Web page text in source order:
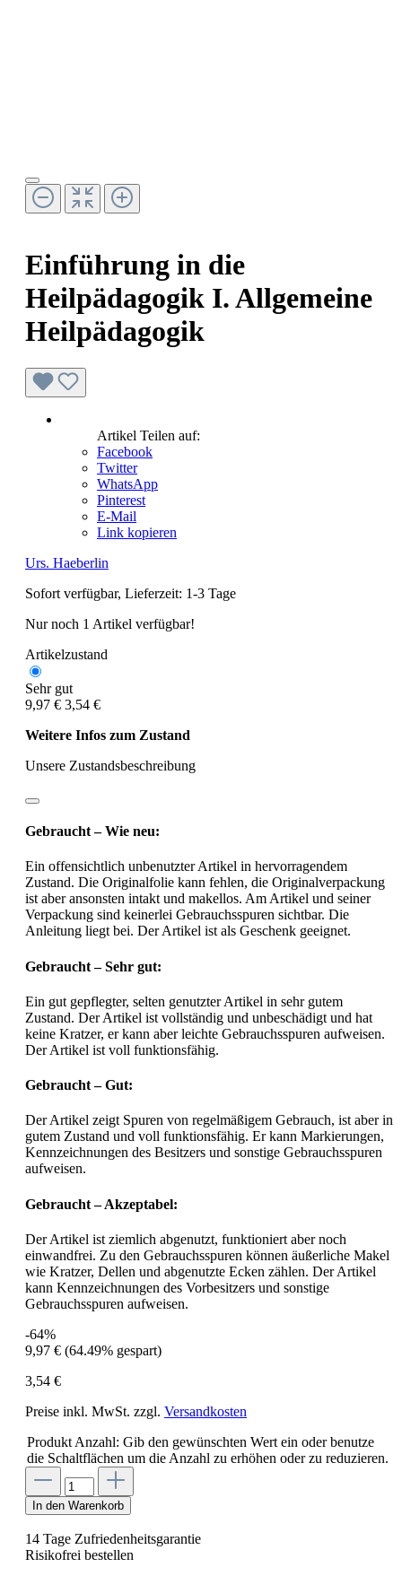
Einführung in die
Heilpädagogik I. Allgemeine
Heilpädagogik
Artikel Teilen auf:
Facebook
Twitter
WhatsApp
Pinterest
E-Mail
Link kopieren
Urs. Haeberlin
Sofort verfügbar, Lieferzeit: 1-3 Tage
Nur noch 1 Artikel verfügbar!
Artikelzustand
Sehr gut
9,97 € 3,54 €
Weitere Infos zum Zustand
Unsere Zustandsbeschreibung
Gebraucht – Wie neu:
Ein offensichtlich unbenutzter Artikel in hervorragendem
Zustand. Die Originalfolie kann fehlen, die Originalverpackung
ist aber ansonsten intakt und makellos. Am Artikel und seiner
Verpackung sind keinerlei Gebrauchsspuren sichtbar. Die
Anleitung liegt bei. Der Artikel ist als Geschenk geeignet.
Gebraucht – Sehr gut:
Ein gut gepflegter, selten genutzter Artikel in sehr gutem
Zustand. Der Artikel ist vollständig und unbeschädigt und hat
keine Kratzer, er kann aber leichte Gebrauchsspuren aufweisen.
Der Artikel ist voll funktionsfähig.
Gebraucht – Gut:
Der Artikel zeigt Spuren von regelmäßigem Gebrauch, ist aber in
gutem Zustand und voll funktionsfähig. Er kann Markierungen,
Kennzeichnungen des Besitzers und sonstige Gebrauchsspuren
aufweisen.
Gebraucht – Akzeptabel:
Der Artikel ist ziemlich abgenutzt, funktioniert aber noch
einwandfrei. Zu den Gebrauchsspuren können äußerliche Makel
wie Kratzer, Dellen und abgenutzte Ecken zählen. Der Artikel
kann Kennzeichnungen des Vorbesitzers und sonstige
Gebrauchsspuren aufweisen.
-64%
9,97 € (64.49% gespart)
3,54 €
Preise inkl. MwSt. zzgl. Versandkosten
Produkt Anzahl: Gib den gewünschten Wert ein oder benutze
die Schaltflächen um die Anzahl zu erhöhen oder zu reduzieren.
In den Warenkorb
14 Tage Zufriedenheitsgarantie
Risikofrei bestellen